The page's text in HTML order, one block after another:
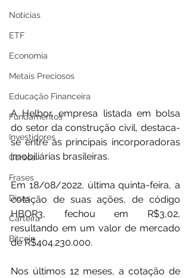
Notícias
ETF
Economia
Metais Preciosos
Educação Financeira
Fundamentos
Investidores
Cursos
Frases
Dicas
Carteira
Bitcoin
A Helbor, empresa listada em bolsa
do setor da construção civil, destaca-
se entre as principais incorporadoras
imobiliárias brasileiras.
Em 18/08/2022, última quinta-feira, a
cotação de suas ações, de código
HBOR3, fechou em R$3,02,
resultando em um valor de mercado
de R$404.230.000.
Nos últimos 12 meses, a cotação de